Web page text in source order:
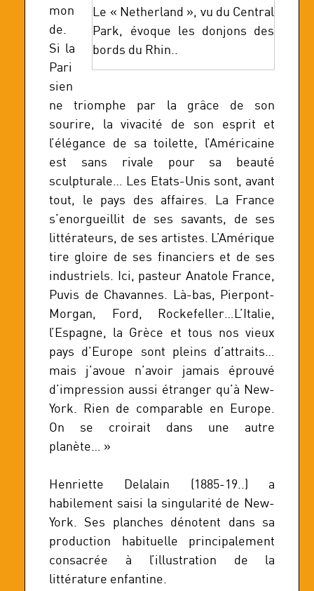
Le « Netherland », vu du Central
Park, évoque les donjons des
bords du Rhin..
mon
de.
Si la
Pari
sien
ne triomphe par la grâce de son
sourire, la vivacité de son esprit et
l’élégance de sa toilette, l’Américaine
est sans rivale pour sa beauté
sculpturale… Les Etats-Unis sont, avant
tout, le pays des affaires. La France
s’enorgueillit de ses savants, de ses
littérateurs, de ses artistes. L’Amérique
tire gloire de ses financiers et de ses
industriels. Ici, pasteur Anatole France,
Puvis de Chavannes. Là-bas, Pierpont-
Morgan, Ford, Rockefeller…L’Italie,
l’Espagne, la Grèce et tous nos vieux
pays d’Europe sont pleins d’attraits…
mais j’avoue n’avoir jamais éprouvé
d’impression aussi étranger qu’à New-
York. Rien de comparable en Europe.
On se croirait dans une autre
planète… »
Henriette Delalain (1885-19..) a
habilement saisi la singularité de New-
York. Ses planches dénotent dans sa
production habituelle principalement
consacrée à l’illustration de la
littérature enfantine.